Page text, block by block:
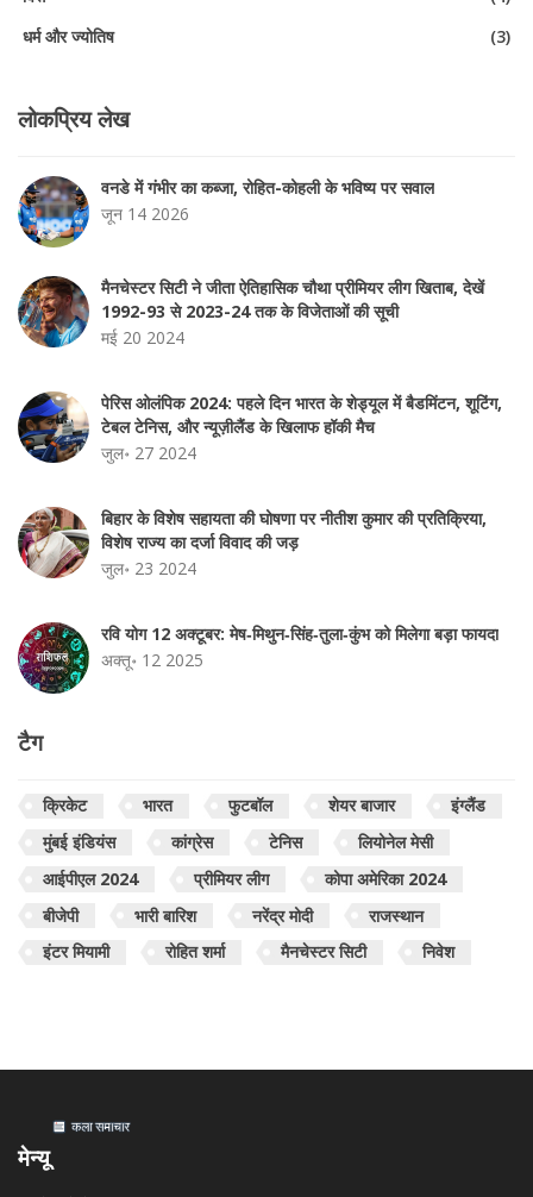
धर्म और ज्योतिष
(3)
लोकप्रिय लेख
वनडे में गंभीर का कब्जा, रोहित-कोहली के भविष्य पर सवाल
जून 14 2026
मैनचेस्टर सिटी ने जीता ऐतिहासिक चौथा प्रीमियर लीग खिताब, देखें
1992-93 से 2023-24 तक के विजेताओं की सूची
मई 20 2024
पेरिस ओलंपिक 2024: पहले दिन भारत के शेड्यूल में बैडमिंटन, शूटिंग,
टेबल टेनिस, और न्यूज़ीलैंड के खिलाफ हॉकी मैच
जुल॰ 27 2024
बिहार के विशेष सहायता की घोषणा पर नीतीश कुमार की प्रतिक्रिया,
विशेष राज्य का दर्जा विवाद की जड़
जुल॰ 23 2024
रवि योग 12 अक्टूबर: मेष‑मिथुन‑सिंह‑तुला‑कुंभ को मिलेगा बड़ा फायदा
अक्तू॰ 12 2025
टैग
क्रिकेट भारत फुटबॉल शेयर बाजार
इंग्लैंड
मुंबई इंडियंस
कांग्रेस टेनिस
लियोनेल मेसी
आईपीएल 2024
प्रीमियर लीग
कोपा अमेरिका 2024
बीजेपी
भारी बारिश नरेंद्र मोदी
राजस्थान
इंटर मियामी
रोहित शर्मा मैनचेस्टर सिटी निवेश
मेन्यू